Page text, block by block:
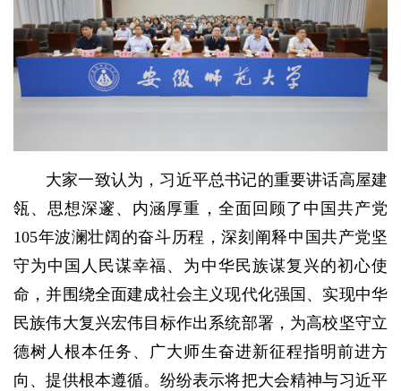
大家一致认为，习近平总书记的重要讲话高屋建
瓴、思想深邃、内涵厚重，全面回顾了中国共产党
105年波澜壮阔的奋斗历程，深刻阐释中国共产党坚
守为中国人民谋幸福、为中华民族谋复兴的初心使
命，并围绕全面建成社会主义现代化强国、实现中华
民族伟大复兴宏伟目标作出系统部署，为高校坚守立
德树人根本任务、广大师生奋进新征程指明前进方
向、提供根本遵循。纷纷表示将把大会精神与习近平